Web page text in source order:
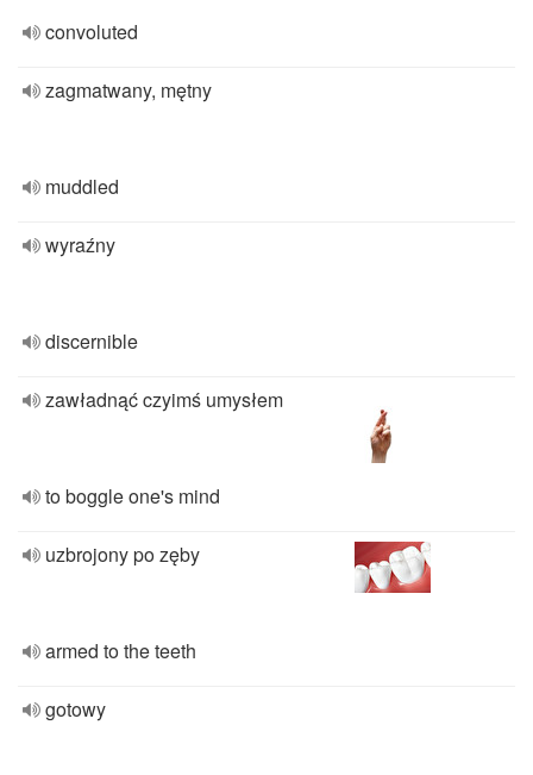
convoluted
zagmatwany, mętny
muddled
wyraźny
discernible
zawładnąć czyimś umysłem
to boggle one's mind
uzbrojony po zęby
armed to the teeth
gotowy